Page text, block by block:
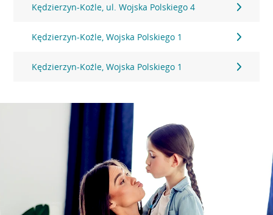
Kędzierzyn-Koźle, ul. Wojska Polskiego 4
Kędzierzyn-Koźle, Wojska Polskiego 1
Kędzierzyn-Koźle, Wojska Polskiego 1